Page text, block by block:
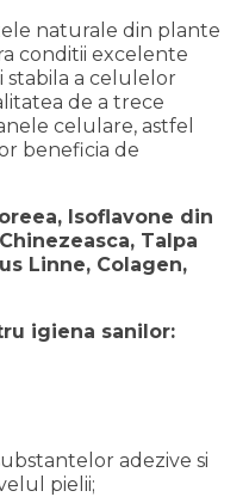
naturale din plante
conditii excelente
stabila a celulelor
de a trece
celulare, astfel
beneficia de
Isoflavone din
Talpa
Linne, Colagen,
igiena sanilor:
adezive si
pielii;